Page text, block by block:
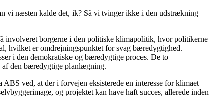
vi næsten kalde det, ik? Så vi tvinger ikke i den udstrækning
involveret borgerne i den politiske klimapolitik, hvor politikerne
hvilket er omdrejningspunktet for svag bæredygtighed.
i den demokratiske og bæredygtige proces. De to
af den bæredygtige planlægning.
ved, at der i forvejen eksisterede en interesse for klimaet
og projektet kan have haft succes, allerede inden